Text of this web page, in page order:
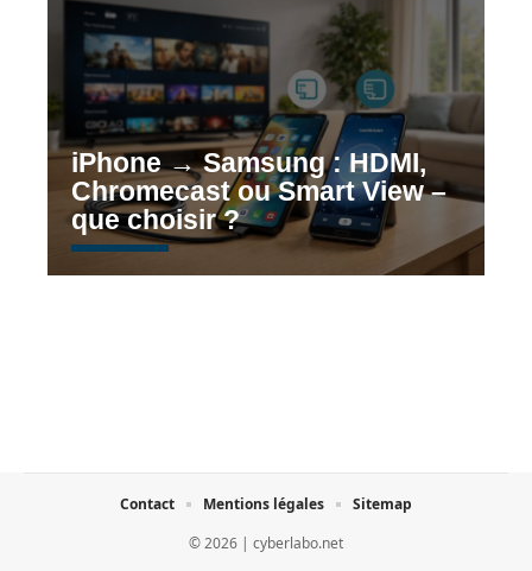
iPhone → Samsung : HDMI,
Chromecast ou Smart View –
que choisir ?
© 2026 | cyberlabo.net
Contact Mentions légales Sitemap